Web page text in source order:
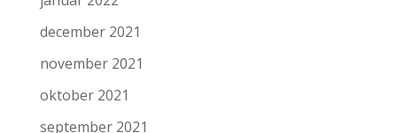
december 2021
november 2021
oktober 2021
september 2021